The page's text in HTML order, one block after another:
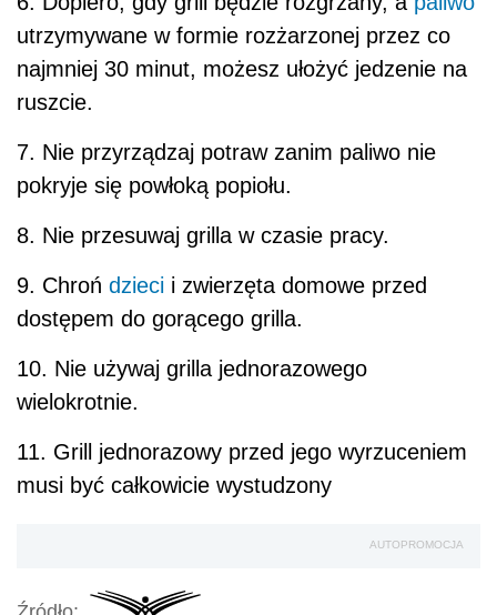
utrzymywane w formie rozżarzonej przez co
najmniej 30 minut, możesz ułożyć jedzenie na
ruszcie.
7. Nie przyrządzaj potraw zanim paliwo nie
pokryje się powłoką popiołu.
8. Nie przesuwaj grilla w czasie pracy.
9. Chroń dzieci i zwierzęta domowe przed
dostępem do gorącego grilla.
10. Nie używaj grilla jednorazowego
wielokrotnie.
11. Grill jednorazowy przed jego wyrzuceniem
musi być całkowicie wystudzony
AUTOPROMOCJA